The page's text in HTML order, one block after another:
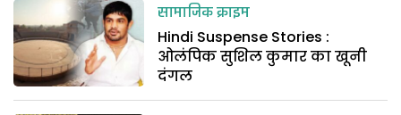
सामाजिक क्राइम
Hindi Suspense Stories :
ओलंपिक सुशिल कुमार का खूनी
दंगल